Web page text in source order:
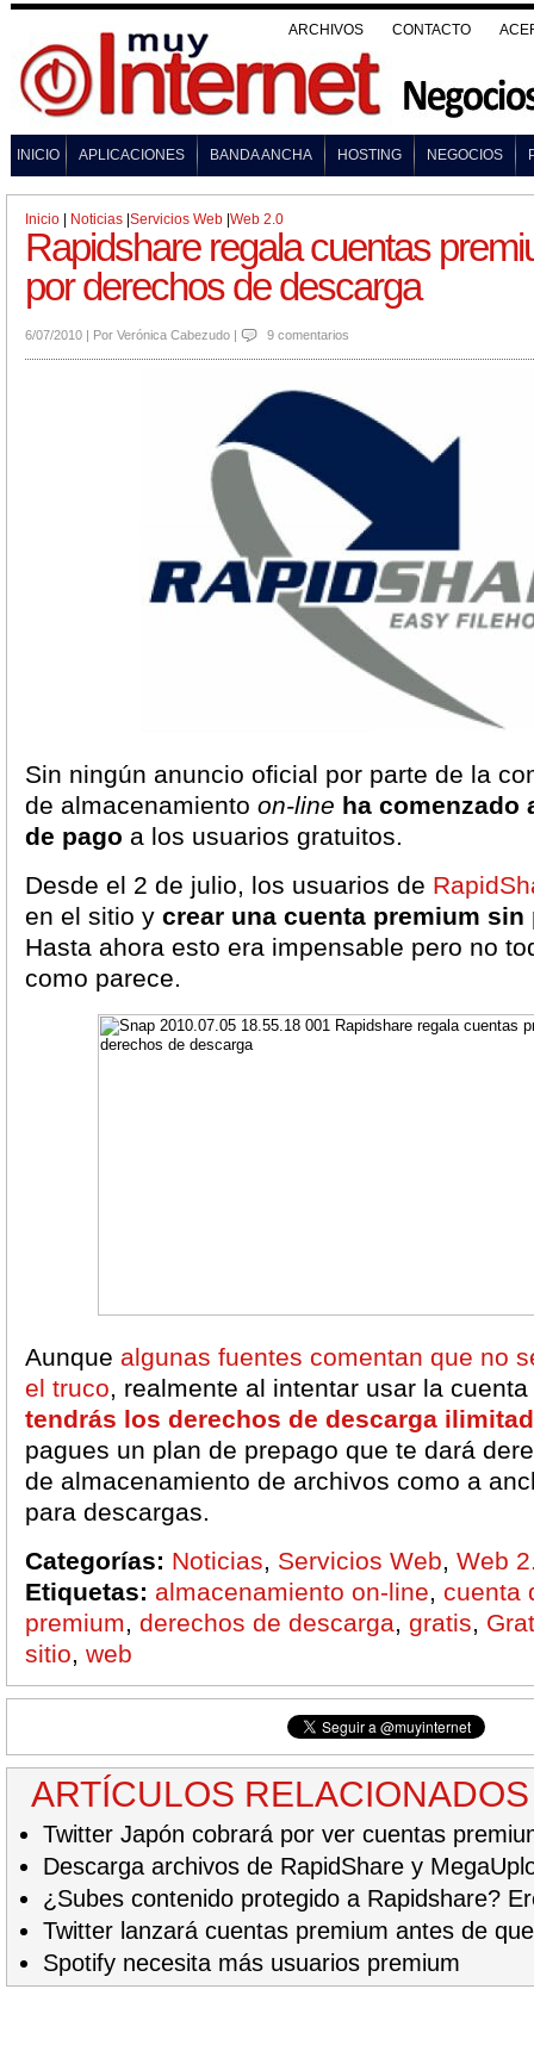
ARCHIVOS CONTACTO
INICIO APLICACIONES BANDA ANCHA HOSTING NEGOCIOS
Inicio Noticias Servicios Web Web 2.0
Rapidshare regala cuentas
por derechos de descarga
6/07/2010 | Por Verónica Cabezudo | 9 comentarios
Sin ningún anuncio oficial por parte de la
de almacenamiento on-line ha comenzado
de pago a los usuarios gratuitos.
Desde el 2 de julio, los usuarios de
en el sitio y crear una cuenta premium sin
Hasta ahora esto era impensable pero no
como parece.
Aunque algunas fuentes comentan que no
el truco, realmente al intentar usar la
tendrás los derechos de descarga
pagues un plan de prepago que te dará
de almacenamiento de archivos como a
para descargas.
Categorías: Noticias, Servicios Web, Web
Etiquetas: almacenamiento on-line, cuenta
premium, derechos de descarga, gratis,
sitio, web
ARTÍCULOS RELACIONADOS
Twitter Japón cobrará por ver cuentas
Descarga archivos de RapidShare y
¿Subes contenido protegido a Rapidshare?
Twitter lanzará cuentas premium antes de
Spotify necesita más usuarios premium